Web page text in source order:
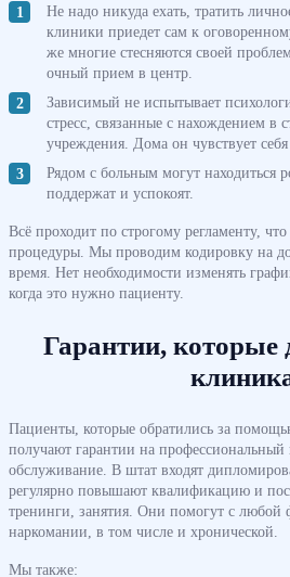
Не надо никуда ехать, тратить
клиники приедет сам к
же многие стесняются своей
очный прием в центр.
Зависимый не испытывает
стресс, связанные с нахождением в
учреждения. Дома он чувствует
Рядом с больным могут находиться
поддержат и успокоят.
Всё проходит по строгому регламенту, что
процедуры. Мы проводим кодировку на
время. Нет необходимости изменять
когда это нужно пациенту.
Гарантии, которые
Пациенты, которые обратились за
получают гарантии на
обслуживание. В штат входят
регулярно повышают квалификацию и
тренинги, занятия. Они помогут с любой
наркомании, в том числе и хронической.
Мы также: